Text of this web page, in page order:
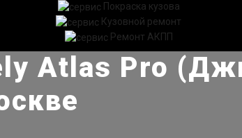
Покраска кузова
Кузовной ремонт
Ремонт АКПП
Atlas Pro